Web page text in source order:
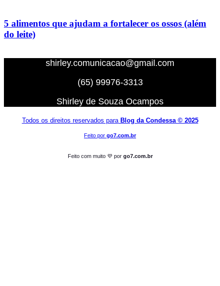
5 alimentos que ajudam a fortalecer os ossos (além
do leite)
shirley.comunicacao@gmail.com
(65) 99976-3313
Shirley de Souza Ocampos
Todos os direitos reservados paraBlog da Condessa ⁠© 2025
Feito por go7.com.br
Feito com muito 💜 por go7.com.br